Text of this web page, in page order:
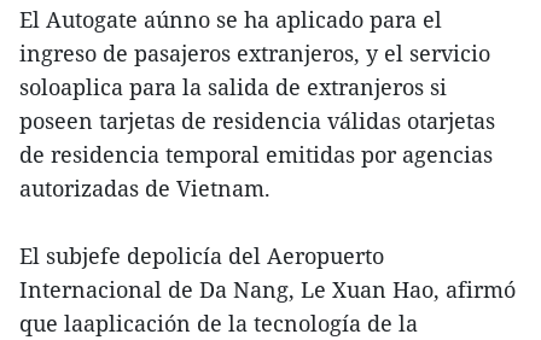
El Autogate aúnno se ha aplicado para el
ingreso de pasajeros extranjeros, y el servicio
soloaplica para la salida de extranjeros si
poseen tarjetas de residencia válidas otarjetas
de residencia temporal emitidas por agencias
autorizadas de Vietnam.
El subjefe depolicía del Aeropuerto
Internacional de Da Nang, Le Xuan Hao, afirmó
que laaplicación de la tecnología de la